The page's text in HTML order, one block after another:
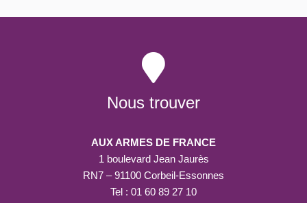
Nous trouver
AUX ARMES DE FRANCE
1 boulevard Jean Jaurès
RN7 – 91100 Corbeil-Essonnes
Tel : 01 60 89 27 10